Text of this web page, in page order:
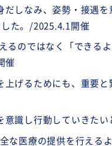
だしなみ、姿勢・接遇
た。/2025.4.1開催
るのではなく「できる
催
上げるためにも、重要
意識し行動していきた
な医療の提供を行える